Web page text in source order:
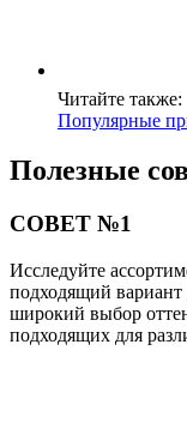
Читайте также:
Популярные
Полезные
СОВЕТ №1
Исследуйте
подходящий вариант
широкий выбор
подходящих для